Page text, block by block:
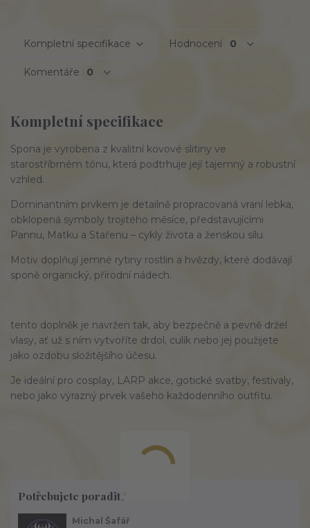
Kompletní specifikace Hodnocení 0
Komentáře 0
Kompletní specifikace
Spona je vyrobena z kvalitní kovové slitiny ve
starostříbrném tónu, která podtrhuje její tajemný a robustní
vzhled.
Dominantním prvkem je detailně propracovaná vraní lebka,
obklopená symboly trojitého měsíce, představujícími
Pannu, Matku a Stařenu – cykly života a ženskou sílu.
Motiv doplňují jemné rytiny rostlin a hvězdy, které dodávají
sponě organický, přírodní nádech.
tento doplněk je navržen tak, aby bezpečně a pevně držel
vlasy, ať už s ním vytvoříte drdol, culík nebo jej použijete
jako ozdobu složitějšího účesu.
Je ideální pro cosplay, LARP akce, gotické svatby, festivaly,
nebo jako výrazný prvek vašeho každodenního outfitu.
Potřebujete poradit?
Michal Šafář